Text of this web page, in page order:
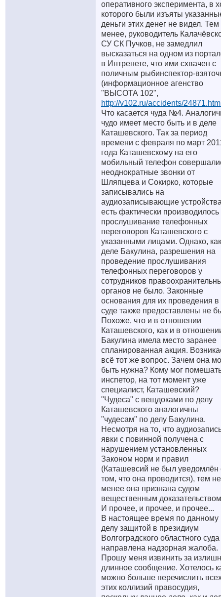
оперативного эксперимента, в
которого были изъяты
деньги этих денег не видел. Тем
менее, руководитель
СУ СК Пучков, не замедлил
высказаться на одном из
в Интренете, что ими схвачен с
поличным рыбинспектор-
(информационное агенство
"ВЫСОТА 102",
http://v102.ru/accidents/
Что касается чуда №4.
чудо имеет место быть и в деле
Каташевского. Так за период
времени с февраля по март
года Каташевскому на его
мобильный телефон
неоднократные звонки от
Шляпцева и Сокирко, которые
записывались на
аудиозаписывающие
есть фактически производилось
прослушивание телефонных
переговоров Каташевского с
указанными лицами. Однако,
деле Бакулина, разрешения на
проведение прослушивания
телефонных переговоров у
сотрудников
органов не было. Законные
основания для их проведения в
суде также предоставлены не
Похоже, что и в отношении
Каташевского, как и в
Бакулина имела место заранее
спланированная акция.
всё тот же вопрос. Зачем она
быть нужна? Кому мог
инспетор, на тот момент уже
специалист, Каташевский?
"Чудеса" с вещдоками по делу
Каташевского аналогичны
"чудесам" по делу Бакулина.
Несмотря на то, что
явки с повинной получена с
нарушением установленных
Законом норм и правил
(Каташевсий не был уведомлён
том, что она проводится), тем не
менее она признана судом
вещественным
И прочее, и прочее, и прочее...
В настоящее время по данному
делу защитой в президиум
Волгоградского областного суда
направлена надзорная жалоба.
Прошу меня извинить за
длинное сообщение. Хотелось
можно больше перечислить
этих коллизий правосудия,